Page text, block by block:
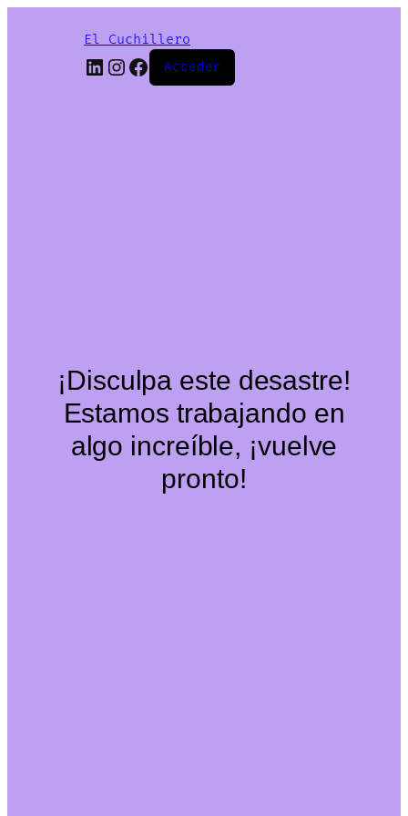
El Cuchillero
LinkedIn
Instagram
Facebook
Acceder
¡Disculpa este desastre!
Estamos trabajando en
algo increíble, ¡vuelve
pronto!